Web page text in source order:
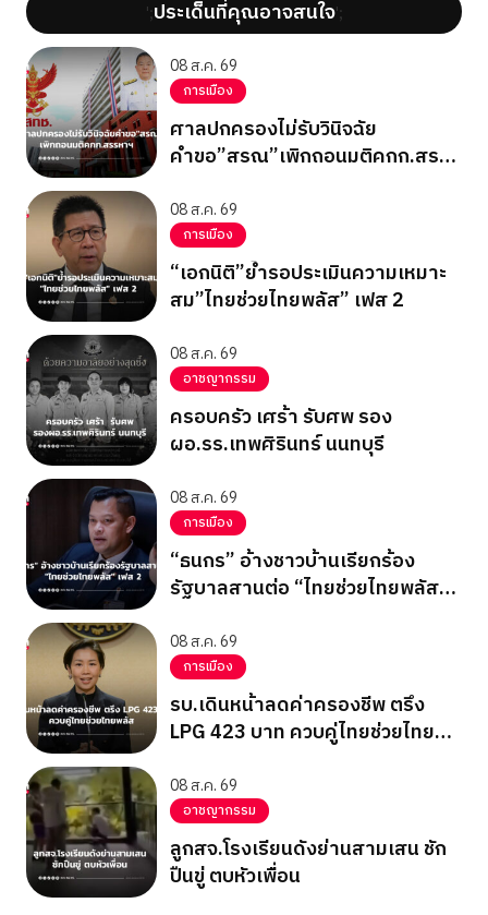
';ประเด็นที่คุณอาจสนใจ';
08 ส.ค. 69
การเมือง
ศาลปกครองไม่รับวินิจฉัย
คำขอ”สรณ”เพิกถอนมติคกก.สรร
08 ส.ค. 69
การเมือง
“เอกนิติ”ย้ำรอประเมินความเหมาะ
สม”ไทยช่วยไทยพลัส” เฟส 2
08 ส.ค. 69
อาชญากรรม
ครอบครัว เศร้า รับศพ รอง
ผอ.รร.เทพศิรินทร์ นนทบุรี
08 ส.ค. 69
การเมือง
“ธนกร” อ้างชาวบ้านเรียกร้อง
รัฐบาลสานต่อ “ไทยช่วยไทยพลัส”
08 ส.ค. 69
การเมือง
รบ.เดินหน้าลดค่าครองชีพ ตรึง
LPG 423 บาท ควบคู่ไทยช่วยไทย
08 ส.ค. 69
อาชญากรรม
ลูกสจ.โรงเรียนดังย่านสามเสน ชัก
ปืนขู่ ตบหัวเพื่อน